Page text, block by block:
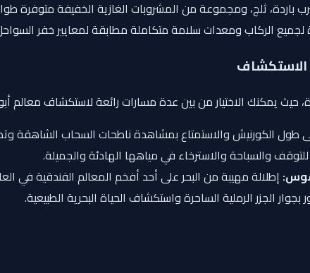
باردة، ثلج، ومجموعة من المشروبات الغازية الخفيفة متوفرة
لجميع الركاب ومعدات سلامة متكاملة مطابقة لمعايير خفر
الاستكشاف
حيث يمكنك الاختيار من بين عدة مسارات رائعة لاستكشاف
طول الكورنيش والاستمتاع بمشاهدة ناطحات السحاب الشاهقة
والسباحة والاسترخاء في مياهها الهادئة والجميلة.
إطلالة مهيبة من البحر على أحد أفخم المعالم الفندقية في
بجوار الجزر الرملية الساحرة واستكشاف الحياة البحرية الطبيعية.